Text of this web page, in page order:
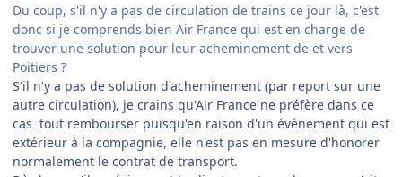
Du coup, s'il n'y a pas de circulation de trains ce jour là, c'est
donc si je comprends bien Air France qui est en charge de
trouver une solution pour leur acheminement de et vers
Poitiers ?
S'il n'y a pas de solution d'acheminement (par report sur une
autre circulation), je crains qu'Air France ne préfère dans ce
cas tout rembourser puisqu'en raison d'un événement qui est
extérieur à la compagnie, elle n'est pas en mesure d'honorer
normalement le contrat de transport.